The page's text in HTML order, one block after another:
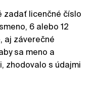
zadať licenčné číslo
6 alebo 12
aj záverečné
sa meno a
zhodovalo s údajmi